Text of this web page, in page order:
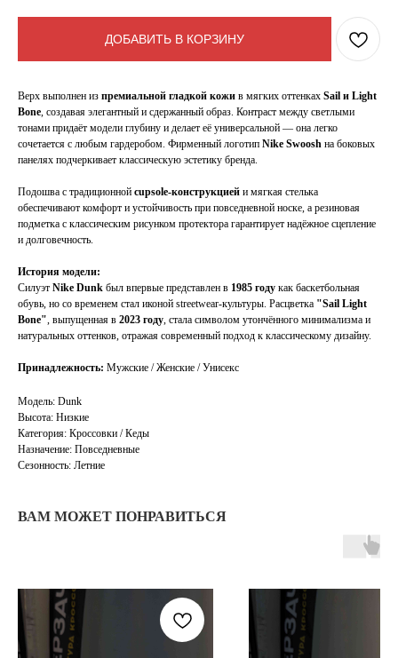
ДОБАВИТЬ В КОРЗИНУ
Верх выполнен из премиальной гладкой кожи в мягких оттенках Sail и Light
Bone, создавая элегантный и сдержанный образ. Контраст между светлыми
тонами придаёт модели глубину и делает её универсальной — она легко
сочетается с любым гардеробом. Фирменный логотип Nike Swoosh на боковых
панелях подчеркивает классическую эстетику бренда.
Подошва с традиционной cupsole-конструкцией и мягкая стелька
обеспечивают комфорт и устойчивость при повседневной носке, а резиновая
подметка с классическим рисунком протектора гарантирует надёжное сцепление
и долговечность.
История модели:
Силуэт Nike Dunk был впервые представлен в 1985 году как баскетбольная
обувь, но со временем стал иконой streetwear-культуры. Расцветка "Sail Light
Bone", выпущенная в 2023 году, стала символом утончённого минимализма и
натуральных оттенков, отражая современный подход к классическому дизайну.
Принадлежность: Мужские / Женские / Унисекс
Модель: Dunk
Высота: Низкие
Категория: Кроссовки / Кеды
Назначение: Повседневные
Сезонность: Летние
ВАМ МОЖЕТ ПОНРАВИТЬСЯ
ОБУВЬ
ОДЕЖДА
ТАБЛИЦЫ
ЗАКАЗАТЬ С
POIZON